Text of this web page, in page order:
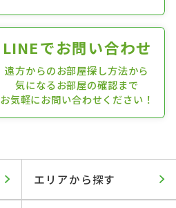
LINEでお問い合わせ
遠方からのお部屋探し方法から
気になるお部屋の確認まで
お気軽にお問い合わせください！
エリアから探す